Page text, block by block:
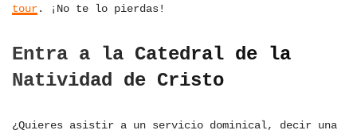
tour. ¡No te lo pierdas!
Entra a la Catedral de la
Natividad de Cristo
¿Quieres asistir a un servicio dominical, decir una